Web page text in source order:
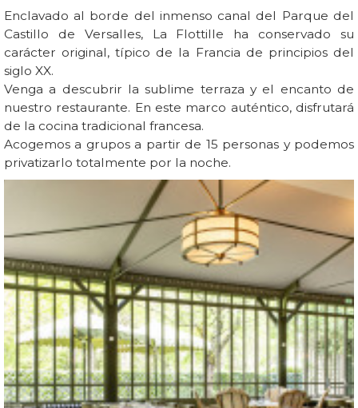
Enclavado al borde del inmenso canal del Parque del
Castillo de Versalles, La Flottille ha conservado su
carácter original, típico de la Francia de principios del
siglo XX.
Venga a descubrir la sublime terraza y el encanto de
nuestro restaurante. En este marco auténtico, disfrutará
de la cocina tradicional francesa.
Acogemos a grupos a partir de 15 personas y podemos
privatizarlo totalmente por la noche.